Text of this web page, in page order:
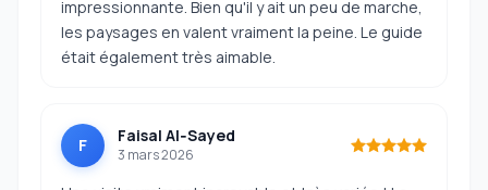
impressionnante. Bien qu'il y ait un peu de marche,
les paysages en valent vraiment la peine. Le guide
était également très aimable.
F Faisal Al‑Sayed
3 mars 2026